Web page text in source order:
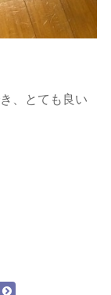
、とても良い